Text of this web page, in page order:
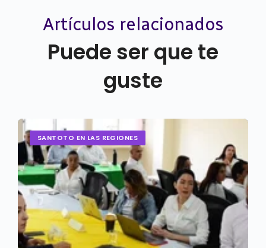
Artículos relacionados
Puede ser que te
guste
SANTOTO EN LAS REGIONES